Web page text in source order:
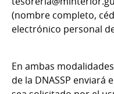
(nombre completo,
electrónico personal
En ambas
de la DNASSP enviará